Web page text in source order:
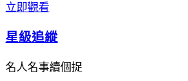
立即觀看
星級追縱
名人名事續個捉